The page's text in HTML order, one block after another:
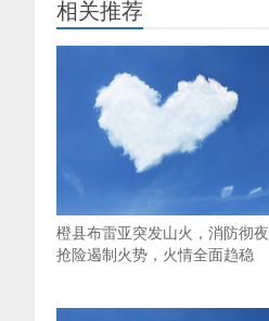
相关推荐
橙县布雷亚突发山火，消防彻夜
抢险遏制火势，火情全面趋稳